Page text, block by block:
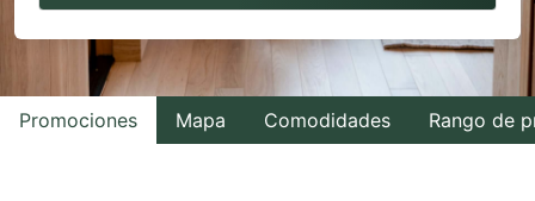
to
interact
with
the
to
interact
with
the
Promociones Mapa Comodidades Rango de